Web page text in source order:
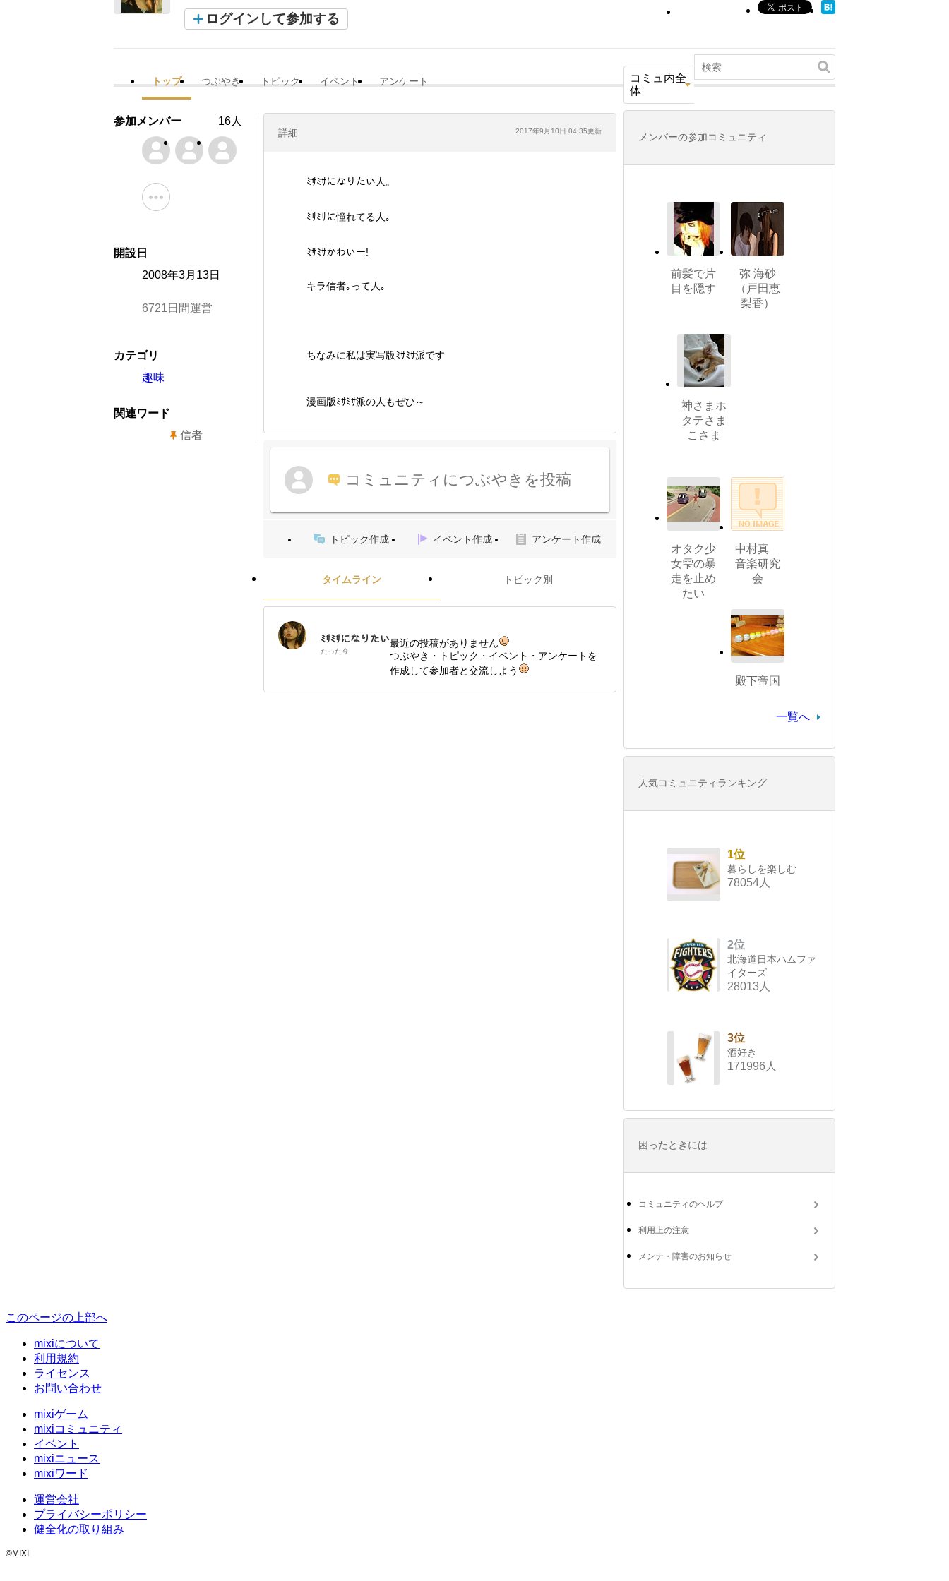
ログインして参加する
トップ つぶやき トピック イベント アンケート
コミュ内全
体
詳細 2017年9月10日 04:35更新
ﾐｻﾐｻになりたい人。
ﾐｻﾐｻに憧れてる人｡
ﾐｻﾐｻかわいー!
キラ信者｡って人｡
ちなみに私は実写版ﾐｻﾐｻ派です
漫画版ﾐｻﾐｻ派の人もぜひ～
コミュニティにつぶやきを投稿
トピック作成 イベント作成 アンケート作成
タイムライン トピック別
ﾐｻﾐｻになりたい
たった今
最近の投稿がありません
つぶやき・トピック・イベント・アンケートを
作成して参加者と交流しよう
参加メンバー 16人
開設日
2008年3月13日
6721日間運営
カテゴリ
趣味
関連ワード
信者
メンバーの参加コミュニティ
前髪で片
目を隠す
弥 海砂
（戸田恵
梨香）
神さまホ
タテさま
こさま
オタク少
女雫の暴
走を止め
たい
中村真
音楽研究
会
殿下帝国
一覧へ
人気コミュニティランキング
1位
暮らしを楽しむ
78054人
2位
北海道日本ハムファ
イターズ
28013人
3位
酒好き
171996人
困ったときには
コミュニティのヘルプ
利用上の注意
メンテ・障害のお知らせ
このページの上部へ
mixiについて
利用規約
ライセンス
お問い合わせ
mixiゲーム
mixiコミュニティ
イベント
mixiニュース
mixiワード
運営会社
プライバシーポリシー
健全化の取り組み
©MIXI